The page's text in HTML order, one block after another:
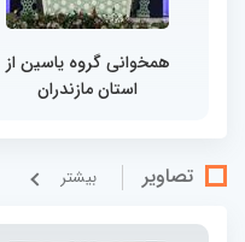
همخوانی گروه یاسین از
استان مازندران
تصاویر بيشتر